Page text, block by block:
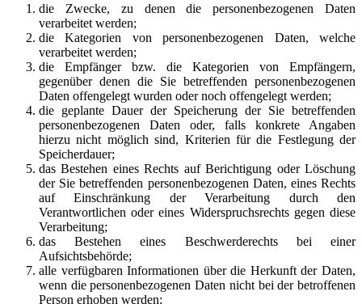
die Zwecke, zu denen die personenbezogenen Daten
verarbeitet werden;
die Kategorien von personenbezogenen Daten, welche
verarbeitet werden;
die Empfänger bzw. die Kategorien von Empfängern,
gegenüber denen die Sie betreffenden personenbezogenen
Daten offengelegt wurden oder noch offengelegt werden;
die geplante Dauer der Speicherung der Sie betreffenden
personenbezogenen Daten oder, falls konkrete Angaben
hierzu nicht möglich sind, Kriterien für die Festlegung der
Speicherdauer;
das Bestehen eines Rechts auf Berichtigung oder Löschung
der Sie betreffenden personenbezogenen Daten, eines Rechts
auf Einschränkung der Verarbeitung durch den
Verantwortlichen oder eines Widerspruchsrechts gegen diese
Verarbeitung;
das Bestehen eines Beschwerderechts bei einer
Aufsichtsbehörde;
alle verfügbaren Informationen über die Herkunft der Daten,
wenn die personenbezogenen Daten nicht bei der betroffenen
Person erhoben werden;